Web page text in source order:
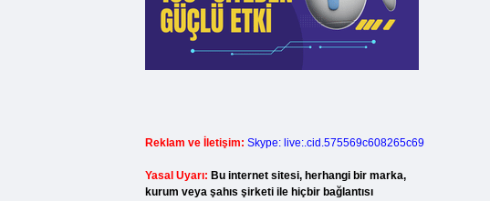
Reklam ve İletişim: Skype: live:.cid.575569c608265c69
Yasal Uyarı: Bu internet sitesi, herhangi bir marka,
kurum veya şahıs şirketi ile hiçbir bağlantısı